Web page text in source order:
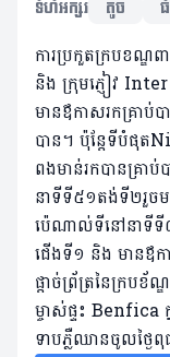
ទំហំអក្សរ
តូច ធំ
ការប្រកួតក្របខណ្ឌព
និង ក្រុមភ្ញៀវ
មានឪកាសរកគ្រាប់
បាន។ ប៉ុន្តែទីបំផុត
ពងមាន់រកបានគ្រា
នាទីទី​៥១តង់ទី២រួ
ប៉េណាល់ទីនៅនាទី
ជើងទី១ និង មានឪក
ផ្តាច់ព្រ័ត្រនៃក្រប
ម្ចាស់ផ្ទះ Benfica
ទាបភ្លឺ​ឈាន​ចូលថ្ងៃ